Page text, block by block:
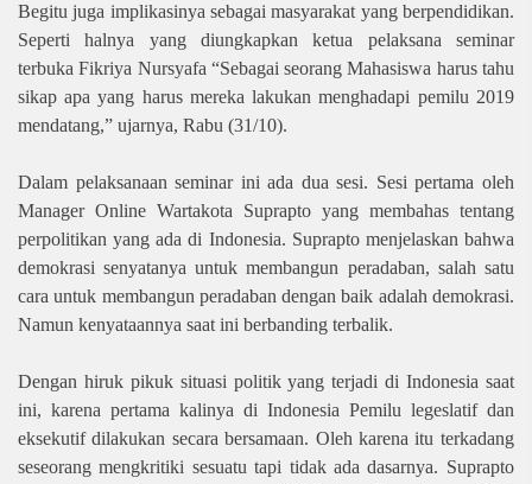
Begitu juga implikasinya sebagai masyarakat yang berpendidikan.
Seperti halnya yang diungkapkan ketua pelaksana seminar
terbuka Fikriya Nursyafa “Sebagai seorang Mahasiswa harus tahu
sikap apa yang harus mereka lakukan menghadapi pemilu 2019
mendatang,” ujarnya, Rabu (31/10).
Dalam pelaksanaan seminar ini ada dua sesi. Sesi pertama oleh
Manager Online Wartakota Suprapto yang membahas tentang
perpolitikan yang ada di Indonesia. Suprapto menjelaskan bahwa
demokrasi senyatanya untuk membangun peradaban, salah satu
cara untuk membangun peradaban dengan baik adalah demokrasi.
Namun kenyataannya saat ini berbanding terbalik.
Dengan hiruk pikuk situasi politik yang terjadi di Indonesia saat
ini, karena pertama kalinya di Indonesia Pemilu legeslatif dan
eksekutif dilakukan secara bersamaan. Oleh karena itu terkadang
seseorang mengkritiki sesuatu tapi tidak ada dasarnya. Suprapto